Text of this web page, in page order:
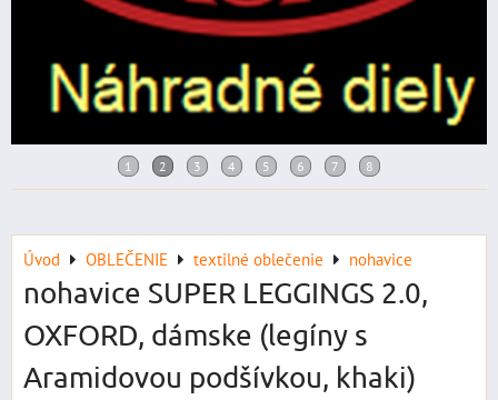
Úvod OBLEČENIE textilné oblečenie nohavice
nohavice SUPER LEGGINGS 2.0,
OXFORD, dámske (legíny s
Aramidovou podšívkou, khaki)